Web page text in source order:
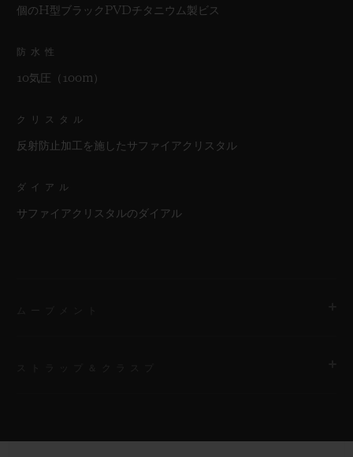
個のH型ブラックPVDチタニウム製ビス
防水性
10気圧（100m）
クリスタル
反射防止加工を施したサファイアクリスタル
ダイアル
サファイアクリスタルのダイアル
ストラップ